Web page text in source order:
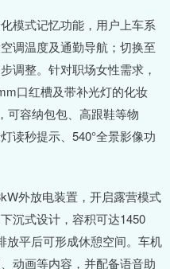
式记忆功能，用户上车系
调温度及通勤导航；切换至
调整。针对职场女性需求，
口红槽及带补光灯的化妆
可容纳包包、高跟鞋等物
读秒提示、540°全景影像功
外放电装置，开启露营模式
沉式设计，容积可达1450
放平后可形成休憩空间。车机
动画等内容，并配备语音助